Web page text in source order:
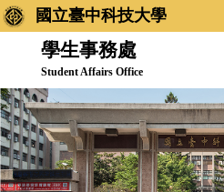
跳
到
內
容
區
國立臺中科技大學
學生事務處
Student Affairs Office